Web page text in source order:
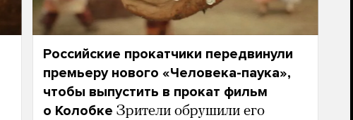
Российские прокатчики передвинули
премьеру нового «Человека-паука»,
чтобы выпустить в прокат фильм
о Колобке Зрители обрушили его